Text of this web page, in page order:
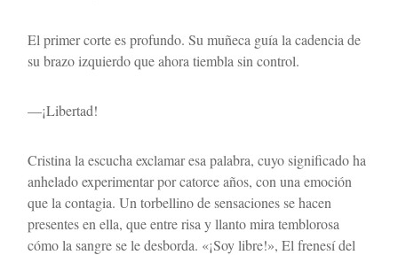
El primer corte es profundo. Su muñeca guía la cadencia de
su brazo izquierdo que ahora tiembla sin control.
—¡Libertad!
Cristina la escucha exclamar esa palabra, cuyo significado ha
anhelado experimentar por catorce años, con una emoción
que la contagia. Un torbellino de sensaciones se hacen
presentes en ella, que entre risa y llanto mira temblorosa
cómo la sangre se le desborda. «¡Soy libre!», El frenesí del